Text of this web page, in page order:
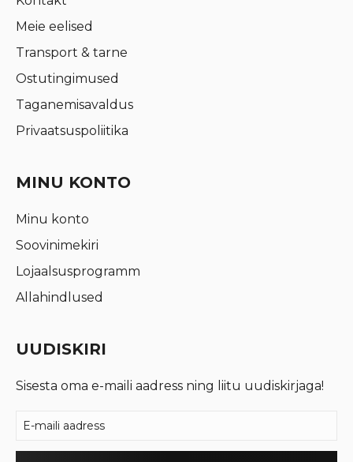
Meie eelised
Transport & tarne
Ostutingimused
Taganemisavaldus
Privaatsuspoliitika
MINU KONTO
Minu konto
Soovinimekiri
Lojaalsusprogramm
Allahindlused
UUDISKIRI
Sisesta oma e-maili aadress ning liitu uudiskirjaga!